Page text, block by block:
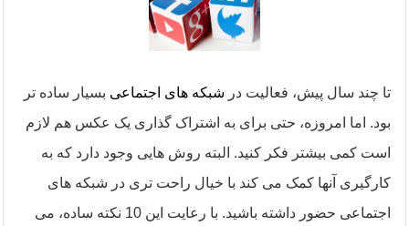
تا چند سال پیش، فعالیت در شبکه های اجتماعی بسیار ساده تر
بود. اما امروزه، حتی برای به اشتراک گذاری یک عکس هم لازم
است کمی بیشتر فکر کنید. البته روش هایی وجود دارد که به
کارگیری آنها کمک می کند با خیال راحت تری در شبکه های
اجتماعی حضور داشته باشید. با رعایت این 10 نکته ساده، می